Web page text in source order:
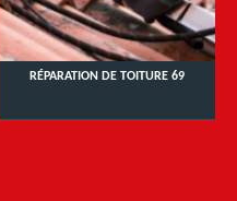
RÉPARATION DE TOITURE 69